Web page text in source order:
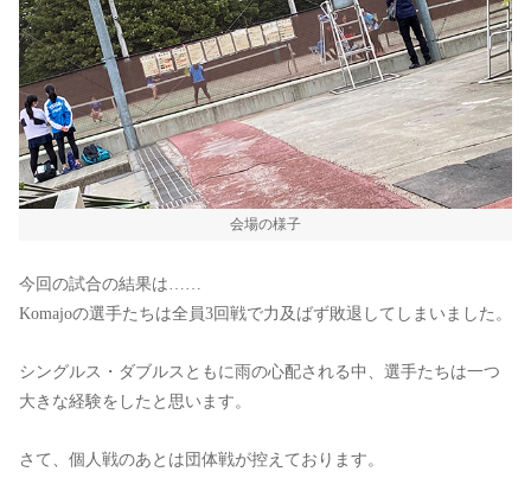
会場の様子
今回の試合の結果は……
Komajoの選手たちは全員3回戦で力及ばず敗退してしまいました。
シングルス・ダブルスともに雨の心配される中、選手たちは一つ
大きな経験をしたと思います。
さて、個人戦のあとは団体戦が控えております。